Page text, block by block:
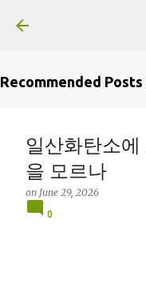
Recommended Posts
일산화탄소
을 모르나
on June 29, 2026
0